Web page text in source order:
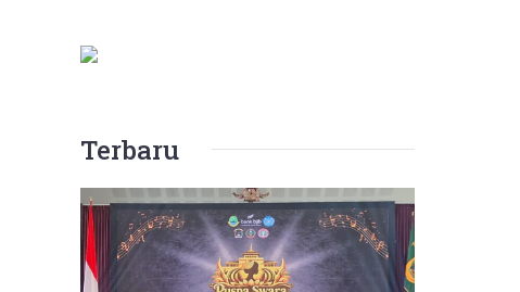
Terbaru